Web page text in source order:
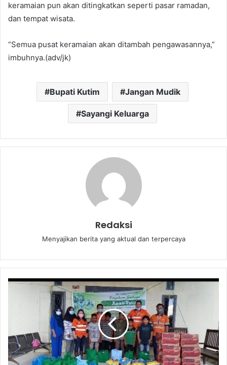
keramaian pun akan ditingkatkan seperti pasar ramadan,
dan tempat wisata.
“Semua pusat keramaian akan ditambah pengawasannya,”
imbuhnya.(adv/jk)
Bupati Kutim Jangan Mudik
Sayangi Keluarga
Redaksi
Menyajikan berita yang aktual dan terpercaya